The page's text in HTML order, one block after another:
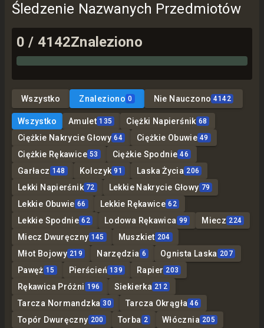
Śledzenie Nazwanych Przedmiotów
0 / 4142Znaleziono
Wszystko Znaleziono 0 Nie Nauczono 4142
Wszystko Amulet 135 Ciężki Napierśnik 68
Ciężkie Nakrycie Głowy 64 Ciężkie Obuwie 49
Ciężkie Rękawice 53 Ciężkie Spodnie 46
Garłacz 148 Kolczyk 91 Laska Życia 206
Lekki Napierśnik 72 Lekkie Nakrycie Głowy 79
Lekkie Obuwie 66 Lekkie Rękawice 62
Lekkie Spodnie 62 Lodowa Rękawica 99 Miecz 224
Miecz Dwuręczny 145 Muszkiet 204
Młot Bojowy 219 Narzędzia 6 Ognista Laska 207
Pawęż 15 Pierścień 139 Rapier 203
Rękawica Próżni 196 Siekierka 212
Tarcza Normandzka 30 Tarcza Okrągła 46
Topór Dwuręczny 200 Torba 2 Włócznia 205